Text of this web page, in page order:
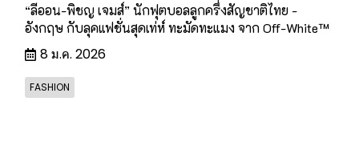
“ลีออน-พิชญ เจมส์” นักฟุตบอลลูกครึ่งสัญชาติไทย -
อังกฤษ กับลุคแฟชั่นสุดเท่ห์ ทะมัดทะแมง จาก Off-White™
8 ม.ค. 2026
FASHION